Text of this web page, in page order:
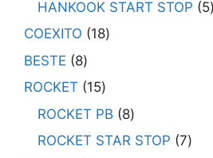
HANKOOK START STOP
5
COEXITO
18
BESTE
8
ROCKET
15
ROCKET PB
8
ROCKET STAR STOP 7